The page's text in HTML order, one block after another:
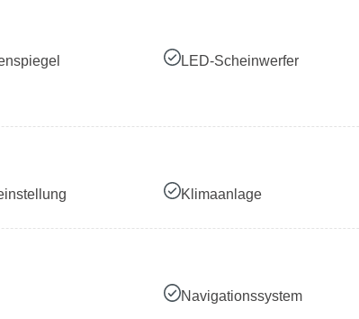
LED-Scheinwerfer
Klimaanlage
Navigationssystem